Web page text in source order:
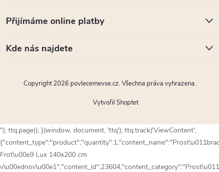
Přijímáme online platby
Kde nás najdete
Vytvořil Shoptet
Copyright 2026 povlecemevse.cz. Všechna práva vyhrazena.
"); ttq.page(); }(window, document, 'ttq'); ttq.track('ViewContent',
Frot\u00e9 Lux 140x200 cm